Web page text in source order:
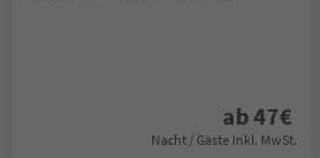
ab47€
Nacht / Gäste Inkl. MwSt.